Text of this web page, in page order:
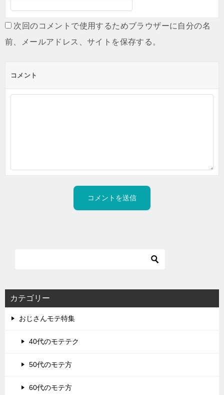
次回のコメントで使用するためブラウザーに自分の名
前、メールアドレス、サイトを保存する。
コメント
カテゴリー
おじさんモテ特集
40代のモテテク
50代のモテ方
60代のモテ方